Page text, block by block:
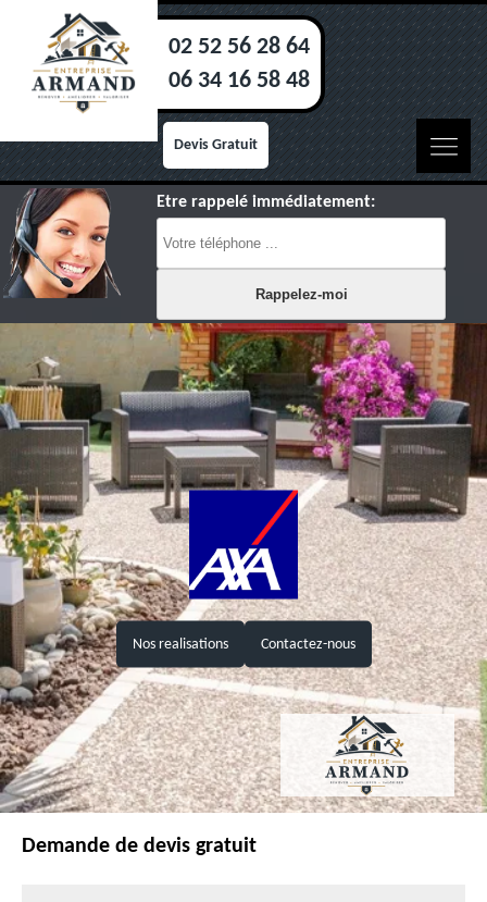
02 52 56 28 64
06 34 16 58 48
Devis Gratuit
Etre rappelé immédiatement:
Nos realisations Contactez-nous
Demande de devis gratuit